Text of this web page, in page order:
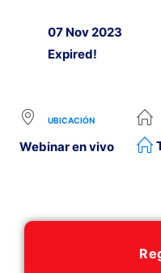
07 Nov 2023
Expired!
UBICACIÓN
Webinar en vivo